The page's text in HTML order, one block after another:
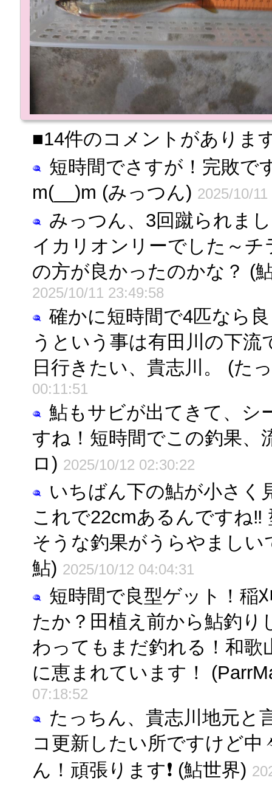
■14件のコメントがありま
短時間でさすが！完敗で
m(__)m (みっつん) 2025/10/
みっつん、3回蹴られま
イカリオンリーでした～チ
の方が良かったのかな？ (
2025/10/11 23:49:58
確かに短時間で4匹なら
うという事は有田川の下流
日行きたい、貴志川。 (た
00:11:51
鮎もサビが出てきて、シ
すね！短時間でこの釣果、
ロ) 2025/10/12 02:30:22
いちばん下の鮎が小さく
これで22cmあるんですね‼️
そうな釣果がうらやましい
鮎) 2025/10/12 04:04:31
短時間で良型ゲット！稲
たか？田植え前から鮎釣り
わってもまだ釣れる！和歌
に恵まれています！
07:18:52
たっちん、貴志川地元と
コ更新したい所ですけど中
ん！頑張ります❗ (鮎世界)